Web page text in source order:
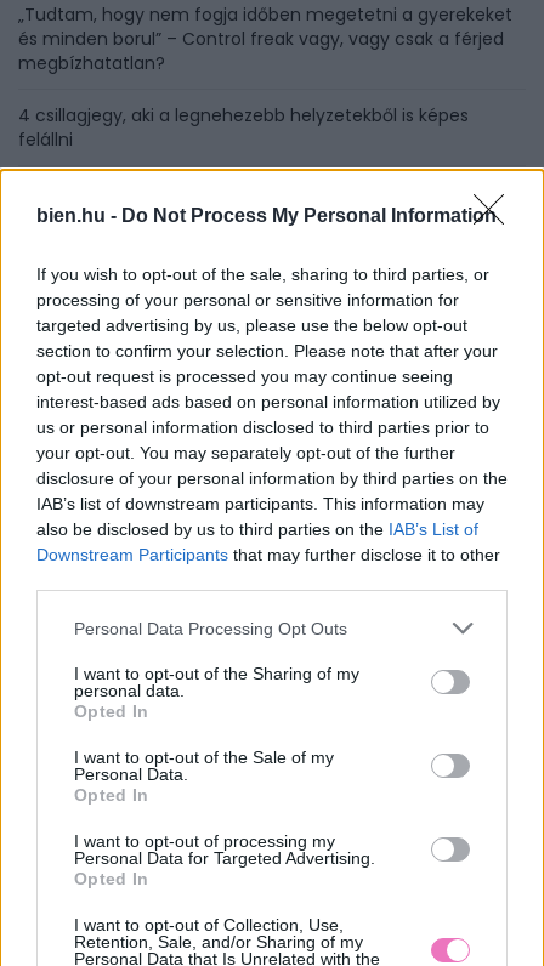
bien.hu - Do Not Process My Personal Information
If you wish to opt-out of the sale, sharing to third parties, or
processing of your personal or sensitive information for
targeted advertising by us, please use the below opt-out
section to confirm your selection. Please note that after your
opt-out request is processed you may continue seeing
interest-based ads based on personal information utilized by
us or personal information disclosed to third parties prior to
your opt-out. You may separately opt-out of the further
disclosure of your personal information by third parties on the
IAB’s list of downstream participants. This information may
also be disclosed by us to third parties on the IAB’s List of
Downstream Participants that may further disclose it to other
Please note that this website/app uses one or more Google
not limited to your visit or usage behaviour. You may click to
grant or deny consent to Google and its third-party tags to
use your data for below specified purposes in below Google
consent section.
Personal Data Processing Opt Outs
I want to opt-out of the Sharing of my
personal data.
Opted In
I want to opt-out of the Sale of my
Personal Data.
Opted In
I want to opt-out of processing my
Personal Data for Targeted Advertising.
Opted In
I want to opt-out of Collection, Use,
Retention, Sale, and/or Sharing of my
Personal Data that Is Unrelated with the
„Tudtam, hogy nem fogja időben megetetni a gyerekeket
és minden borul” – Control freak vagy, vagy csak a férjed
megbízhatatlan?
4 csillagjegy, aki a legnehezebb helyzetekből is képes
felállni
meghatározza a sorsodat
Így tartsd meg a nyári barnaságod minél tovább
3 mérgező barátság-típus, amitől meg kell szabadulnod 30
felett
Tenyérjóslás kezdőknek – Ezt jelentik az egyes vonalak
BIEN.HU HOROSZKÓP
Kos Bika Ikrek Rák
Oroszlán Szűz Skorpió
Nyilas Bak Vízöntő